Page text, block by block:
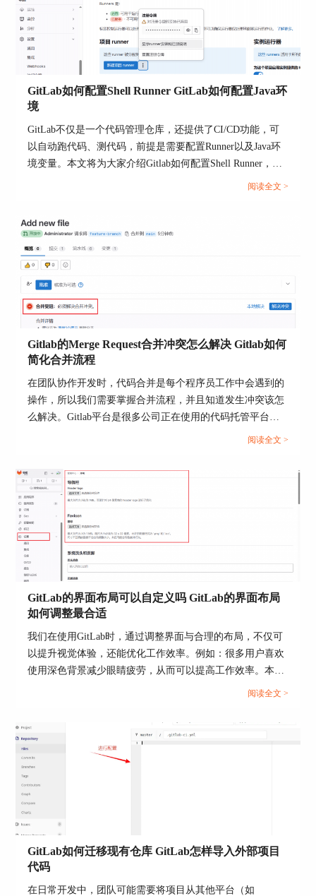
图2：
2、Mercurial代码管理工具
白，扩展性强。但是Mercurial相对于gitlab速度慢，
并且分支的时候不能对子目录进行克隆。
3、 VisualSourceSafe
VisualSourceSafe是运维管理系统里有效的基础级管
理工具，它是网易公司研发的。它可以防止用户丢
失文件，跟踪整个项目版本。
4、SVN代码管理工具
SVN是一款中央式的版本控制工具，它可以跟踪所
有代码记录，并且还支持多人协同工作。但是它的
版本比较老，已经不如Gitlab流行了。
图4：SVN
对于以上几种代码管理工具，我推荐大家使用
gitlab，它允许多人协同工作，并且有web界面，操
作方便。
对于代码管理工具有哪些，代码管理工具推荐的学
习就到这里了。大家了解什么是代码管理工具了
吗，知道代码管理工具有哪些了吗？快和你身边的
功能齐全，支持多人协同工作的代码管理工具，在
工作中可以帮助我们提高效率。想了解更多有关
Gitlab软件
的操作，请大家到
习。
作者：许大喜
GitLab如何配置Shell Runner GitLab如何配置Java环
境
GitLab不仅是一个代码管理仓库，还提供了CI/CD功能，可
以自动跑代码、测代码，前提是需要配置Runner以及Java环
境变量。本文将为大家介绍Gitlab如何配置Shell Runner，
阅读全文 >
Gitlab的Merge Request合并冲突怎么解决 Gitlab如何
简化合并流程
在团队协作开发时，代码合并是每个程序员工作中会遇到的
操作，所以我们需要掌握合并流程，并且知道发生冲突该怎
么解决。Gitlab平台是很多公司正在使用的代码托管平台，
该平台支持Merge Request（合并请求），并且为代码审查与
合并冲突的情况，如何高效解决冲突并优化合并流程呢？本
文将为大家介绍Gitlab的Merge Request合并冲突怎么解决，
Gitlab如何简化合并流程的相关内容。...
阅读全文 >
GitLab的界面布局可以自定义吗 GitLab的界面布局
如何调整最合适
我们在使用GitLab时，通过调整界面与合理的布局，不仅可
以提升视觉体验，还能优化工作效率。例如：很多用户喜欢
使用深色背景减少眼睛疲劳，从而可以提高工作效率。本文
将为大家介绍GitLab的界面布局可以自定义吗，GitLab的界
阅读全文 >
GitLab如何迁移现有仓库 GitLab怎样导入外部项目
代码
在日常开发中，团队可能需要将项目从其他平台（如